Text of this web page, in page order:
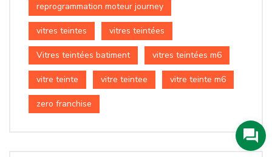
reprogrammation moteur journey
vitres teintes vitres teintées
Vitres teintées batiment vitres teintées m6
vitre teinte vitre teintee vitre teinte m6
zero franchise